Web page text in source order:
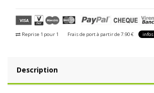
Reprise 1 pour 1 Frais de port à partir de 7.90 € infos
Description